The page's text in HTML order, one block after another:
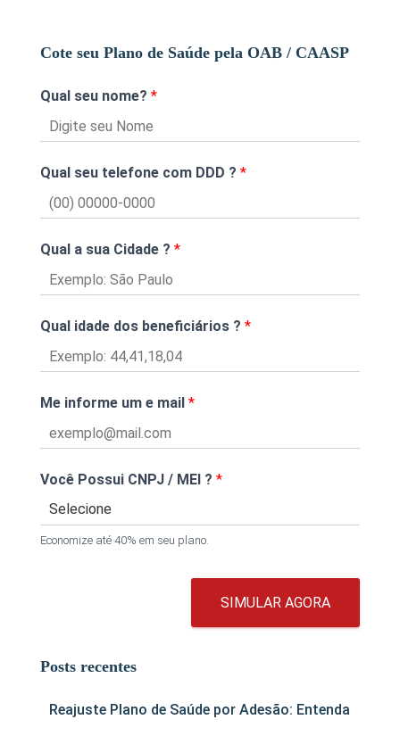
Cote seu Plano de Saúde pela OAB / CAASP
Qual seu nome? *
Qual seu telefone com DDD ? *
Qual a sua Cidade ? *
Qual idade dos beneficiários ? *
Me informe um e mail *
Você Possui CNPJ / MEI ? *
Economize até 40% em seu plano.
SIMULAR AGORA
Posts recentes
Reajuste Plano de Saúde por Adesão: Entenda